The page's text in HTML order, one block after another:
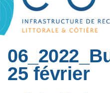
25 février